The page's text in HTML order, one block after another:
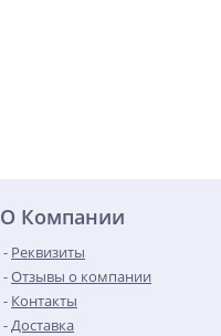
О Компании
Реквизиты
Отзывы о компании
Контакты
Доставка